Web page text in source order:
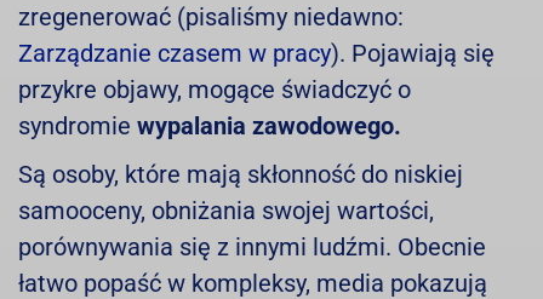
zregenerować (pisaliśmy niedawno:
Zarządzanie czasem w pracy). Pojawiają się
przykre objawy, mogące świadczyć o
syndromie wypalania zawodowego.
Są osoby, które mają skłonność do niskiej
samooceny, obniżania swojej wartości,
porównywania się z innymi ludźmi. Obecnie
łatwo popaść w kompleksy, media pokazują